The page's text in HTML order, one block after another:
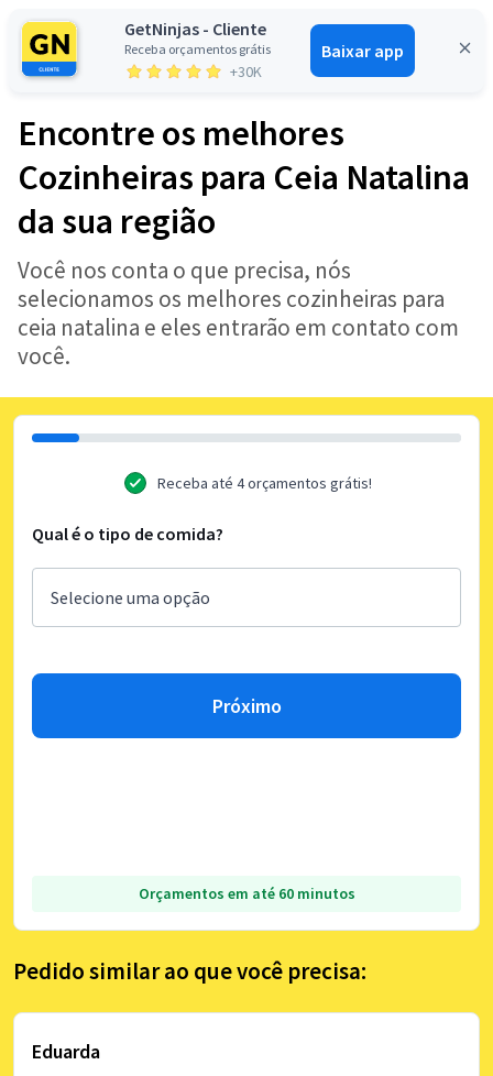
GetNinjas - Cliente
Receba orçamentos grátis
+30K
Baixar app
Entrar
Encontre os melhores
Cozinheiras para Ceia Natalina
da sua região
Você nos conta o que precisa, nós
selecionamos os melhores cozinheiras para
ceia natalina e eles entrarão em contato com
você.
Receba até 4 orçamentos grátis!
Qual é o tipo de comida?
Próximo
Orçamentos em até 60 minutos
Pedido similar ao que você precisa:
Eduarda